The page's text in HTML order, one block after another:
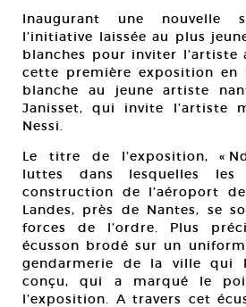
Inaugurant une nouvelle
l’initiative laissée au plus
blanches pour inviter l’artiste
cette première exposition
blanche au jeune artiste
Janisset, qui invite l’artiste
Nessi.
Le titre de l’exposition, «
luttes dans lesquelles
construction de l’aéroport
Landes, près de Nantes, se
forces de l’ordre. Plus
écusson brodé sur un
gendarmerie de la ville qui
conçu, qui a marqué le
l’exposition. A travers cet